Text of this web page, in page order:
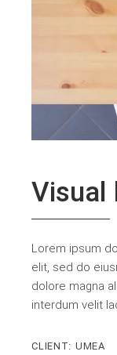
Visual
Lorem ipsum
elit, sed do
dolore magna
interdum velit
CLIENT: UMEA